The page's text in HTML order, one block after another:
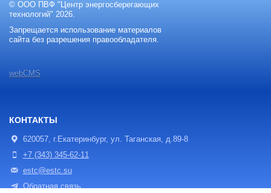
© ООО ПВФ "Центр энергосберегающих
технологий" 2026.
Запрещается использование материалов
сайта без разрешения правообладателя.
webCMS
КОНТАКТЫ
620057, г.Екатеринбург, ул. Таганская, д.89-8
+7 (343) 345-62-11
estc@estc.su
Обратная связь